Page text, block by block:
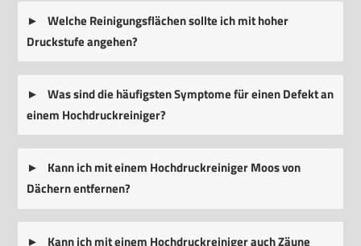
Welche Reinigungsflächen sollte ich mit hoher
Druckstufe angehen?
Was sind die häufigsten Symptome für einen Defekt an
einem Hochdruckreiniger?
Kann ich mit einem Hochdruckreiniger Moos von
Dächern entfernen?
Kann ich mit einem Hochdruckreiniger auch Zäune